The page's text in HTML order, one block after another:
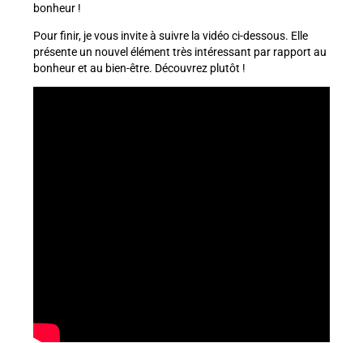
bonheur !
Pour finir, je vous invite à suivre la vidéo ci-dessous. Elle
présente un nouvel élément très intéressant par rapport au
bonheur et au bien-être. Découvrez plutôt !